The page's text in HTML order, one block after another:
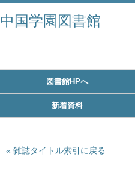
中国学園図書館
図書館HPへ
新着資料
雑誌タイトル索引に戻る